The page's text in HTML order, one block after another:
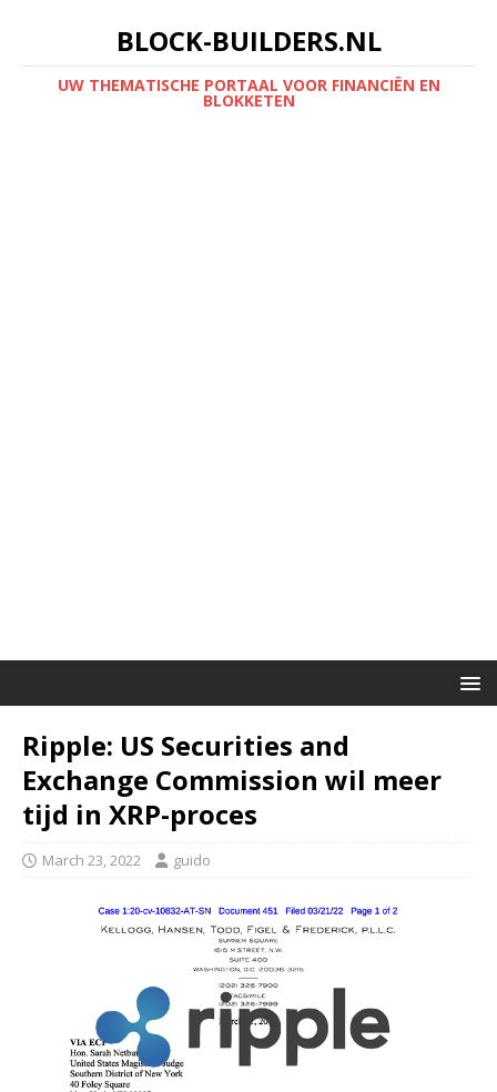
BLOCK-BUILDERS.NL
UW THEMATISCHE PORTAAL VOOR FINANCIËN EN
BLOKKETEN
Ripple: US Securities and
Exchange Commission wil meer
tijd in XRP-proces
March 23, 2022 guido